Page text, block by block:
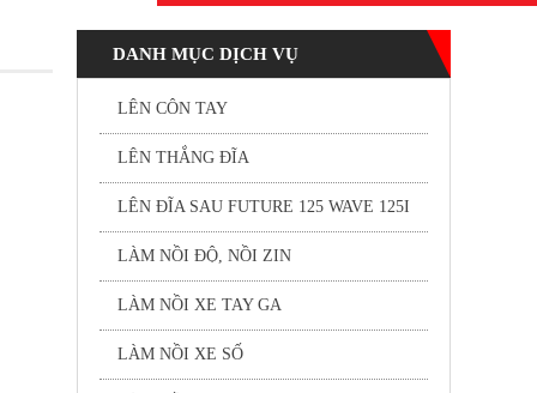
DANH MỤC DỊCH VỤ
LÊN CÔN TAY
LÊN THẮNG ĐĨA
LÊN ĐĨA SAU FUTURE 125 WAVE 125I
LÀM NỒI ĐỘ, NỒI ZIN
LÀM NỒI XE TAY GA
LÀM NỒI XE SỐ